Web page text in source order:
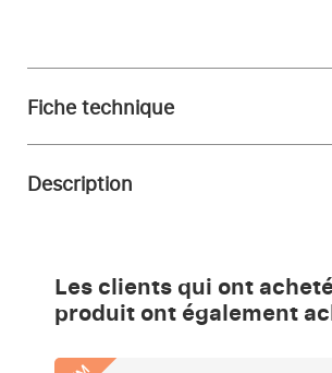
Fiche technique
Description
Les clients qui ont
produit ont également